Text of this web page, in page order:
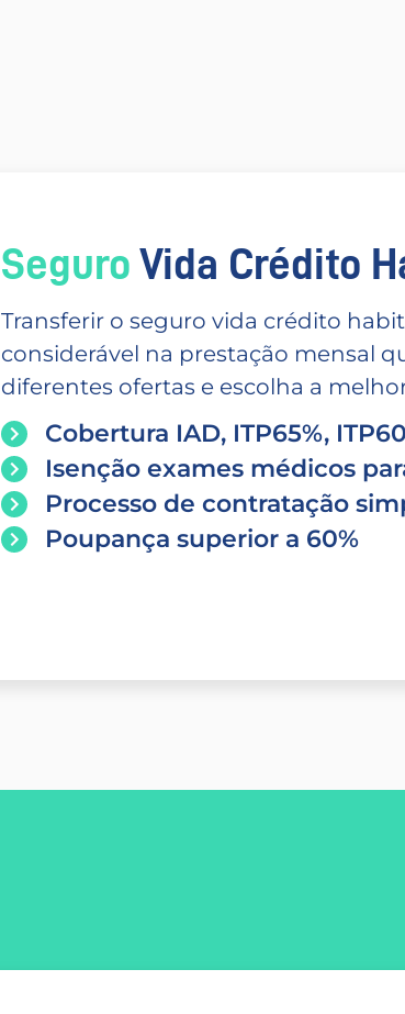
Seguro Vida Crédito
Transferir o seguro vida crédito
considerável na prestação mensal
diferentes ofertas e escolha a
Cobertura IAD, ITP65%,
Isenção exames médicos
Processo de contratação
Poupança superior a 60%